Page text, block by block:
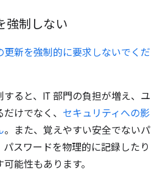
強制しない
新を強制的に要求しないでくだ
ると、IT 部門の負担が増え、ユ
けでなく、 セキュリティへの影
。また、覚えやすい安全でないパ
スワードを物理的に記録したり
能性もあります。